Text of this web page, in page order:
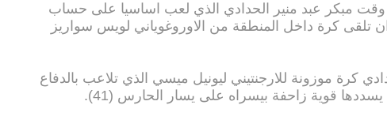
وقت مبكر عبد منير الحدادي الذي لعب اساسيا على حساب
ان تلقى كرة داخل المنطقة من الاوروغوياني لويس سواريز
كرة موزونة للارجنتيني ليونيل ميسي الذي تلاعب بالدفاع
قوية زاحفة بيسراه على يسار الحارس (41).